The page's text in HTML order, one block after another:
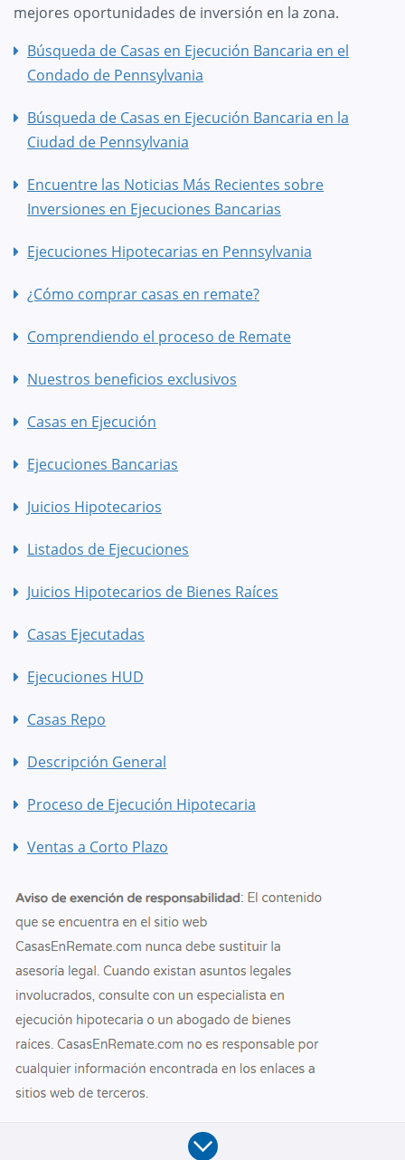
mejores oportunidades de inversión en la zona.
Búsqueda de Casas en Ejecución Bancaria en el
Condado de Pennsylvania
Búsqueda de Casas en Ejecución Bancaria en la
Ciudad de Pennsylvania
Encuentre las Noticias Más Recientes sobre
Inversiones en Ejecuciones Bancarias
Ejecuciones Hipotecarias en Pennsylvania
¿Cómo comprar casas en remate?
Comprendiendo el proceso de Remate
Nuestros beneficios exclusivos
Casas en Ejecución
Ejecuciones Bancarias
Juicios Hipotecarios
Listados de Ejecuciones
Juicios Hipotecarios de Bienes Raíces
Casas Ejecutadas
Ejecuciones HUD
Casas Repo
Descripción General
Proceso de Ejecución Hipotecaria
Ventas a Corto Plazo